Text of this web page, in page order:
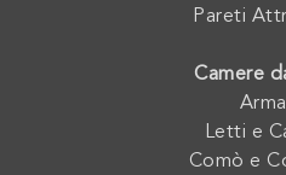
Pareti
Camere
Letti e
Comò e